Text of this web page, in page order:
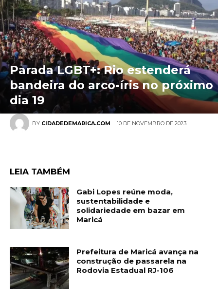
BY CIDADEDEMARICA.COM 10 DE NOVEMBRO DE 2023
Parada LGBT+: Rio estenderá
bandeira do arco-íris no próximo
dia 19
LEIA TAMBÉM
Gabi Lopes reúne moda,
sustentabilidade e
solidariedade em bazar em
Maricá
Prefeitura de Maricá avança na
construção de passarela na
Rodovia Estadual RJ-106